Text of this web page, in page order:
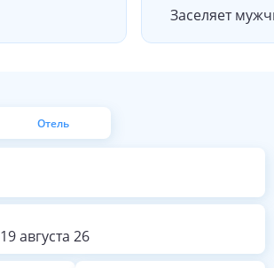
Заселяет
Отель
19 августа 26